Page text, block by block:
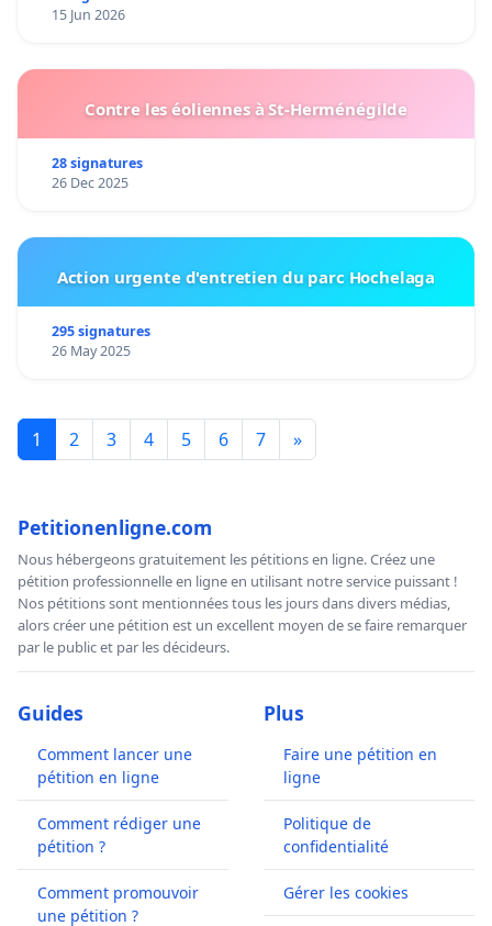
15 Jun 2026
Contre les éoliennes à St-Herménégilde
28 signatures
26 Dec 2025
Action urgente d'entretien du parc Hochelaga
295 signatures
26 May 2025
1 2 3 4 5 6 7 »
Petitionenligne.com
Nous hébergeons gratuitement les pétitions en ligne. Créez une
pétition professionnelle en ligne en utilisant notre service puissant !
Nos pétitions sont mentionnées tous les jours dans divers médias,
alors créer une pétition est un excellent moyen de se faire remarquer
par le public et par les décideurs.
Guides
Comment lancer une
pétition en ligne
Comment rédiger une
pétition ?
Comment promouvoir
une pétition ?
Plus
Faire une pétition en
ligne
Politique de
confidentialité
Gérer les cookies